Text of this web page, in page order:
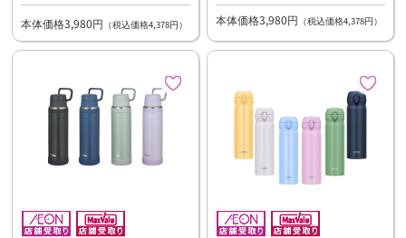
本体価格3,980円 （税込価格4,378円） 本体価格3,980円 （税込価格4,378円）